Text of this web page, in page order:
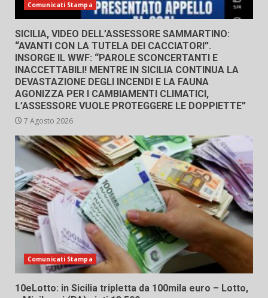
Comunicati Stampa
SICILIA, VIDEO DELL’ASSESSORE SAMMARTINO:
“AVANTI CON LA TUTELA DEI CACCIATORI”.
INSORGE IL WWF: “PAROLE SCONCERTANTI E
INACCETTABILI! MENTRE IN SICILIA CONTINUA LA
DEVASTAZIONE DEGLI INCENDI E LA FAUNA
AGONIZZA PER I CAMBIAMENTI CLIMATICI,
L’ASSESSORE VUOLE PROTEGGERE LE DOPPIETTE”
7 Agosto 2026
Comunicati Stampa
10eLotto: in Sicilia tripletta da 100mila euro – Lotto,